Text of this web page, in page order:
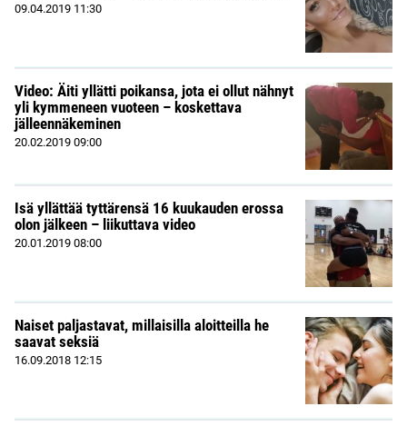
09.04.2019 11:30
Video: Äiti yllätti poikansa, jota ei ollut nähnyt
yli kymmeneen vuoteen – koskettava
jälleennäkeminen
20.02.2019 09:00
Isä yllättää tyttärensä 16 kuukauden erossa
olon jälkeen – liikuttava video
20.01.2019 08:00
Naiset paljastavat, millaisilla aloitteilla he
saavat seksiä
16.09.2018 12:15